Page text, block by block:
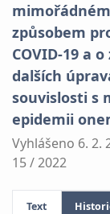
způsobem
COVID-19 a
dalších
souvislosti s
epidemii
Vyhlášeno 6. 2.
15 / 2022
Text